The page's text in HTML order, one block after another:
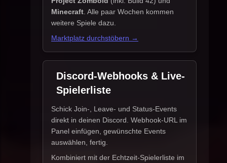
Minecraft . Alle paar Wochen kommen
weitere Spiele dazu.
Marktplatz durchstöbern →
Discord-Webhooks & Live-
Spielerliste
Schick Join-, Leave- und Status-Events
direkt in deinen Discord. Webhook-URL im
Panel einfügen, gewünschte Events
auswählen, fertig.
Kombiniert mit der Echtzeit-Spielerliste im